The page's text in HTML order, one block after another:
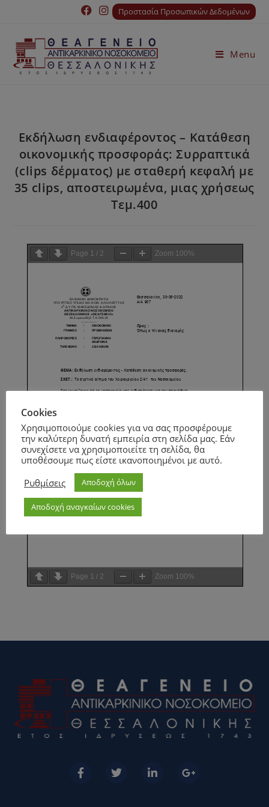
Προστασία Προσωπικών Δεδομένων
Menu
Εκδήλωση ενδιαφέροντος – Κατάθεση
οικονομικής προσφοράς: Συρραπτικά
(clips δέρματος) με σταθερή κεφαλή με
35 clips, αποστειρωμένα, μιας χρήσεως
Τεμ.400
Page 1 / 2 Zoom 100%
Page 1 / 2 Zoom 100%
Cookies
Χρησιμοποιούμε cookies για να σας προσφέρουμε
την καλύτερη δυνατή εμπειρία στη σελίδα μας. Εάν
συνεχίσετε να χρησιμοποιείτε τη σελίδα, θα
υποθέσουμε πως είστε ικανοποιημένοι με αυτό.
Ρυθμίσεις
Αποδοχή όλων
Αποδοχή αναγκαίων cookies